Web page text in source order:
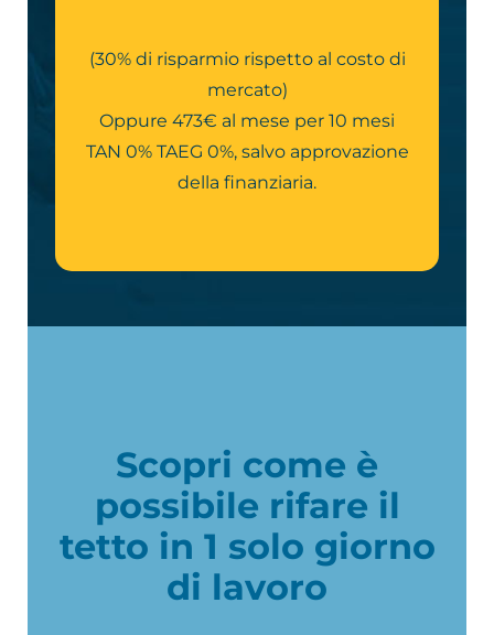
(30% di risparmio rispetto al costo di
mercato)
Oppure 473€ al mese per 10 mesi
TAN 0% TAEG 0%, salvo approvazione
della finanziaria.
Scopri come è
possibile rifare il
tetto in 1 solo giorno
di lavoro